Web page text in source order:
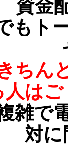
資金
もト
ちん
人は
雑で
対に